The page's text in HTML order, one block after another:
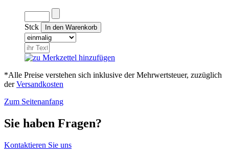
Stck
*Alle Preise verstehen sich inklusive der Mehrwertsteuer, zuzüglich
derVersandkosten
Zum Seitenanfang
Sie haben Fragen?
Kontaktieren Sie uns